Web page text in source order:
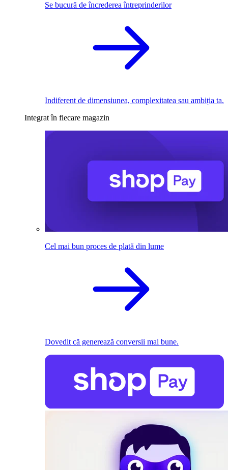
Se bucură de încrederea întreprinderilor
Indiferent de dimensiunea, complexitatea sau ambiția ta.
Integrat în fiecare magazin
Cel mai bun proces de plată din lume
Dovedit că generează conversii mai bune.